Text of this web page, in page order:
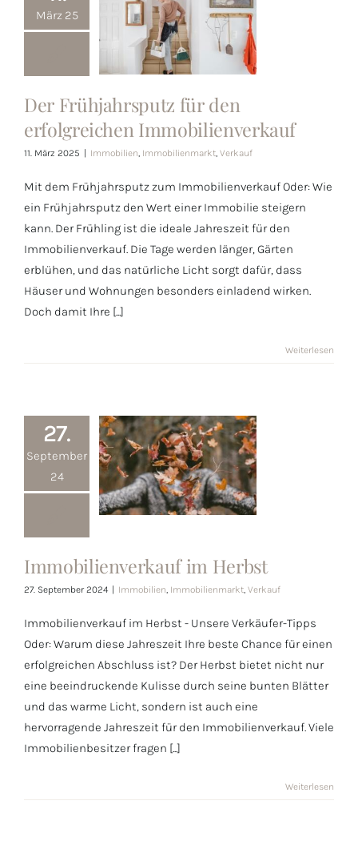
März 25
Der
Frühjahrsputz
für den
Immobilienverkauf
Der Frühjahrsputz für den
erfolgreichen Immobilienverkauf
11. März 2025 Immobilien, Immobilienmarkt, Verkauf
Mit dem Frühjahrsputz zum Immobilienverkauf Oder: Wie
ein Frühjahrsputz den Wert einer Immobilie steigern
kann. Der Frühling ist die ideale Jahreszeit für den
Immobilienverkauf. Die Tage werden länger, Gärten
erblühen, und das natürliche Licht sorgt dafür, dass
Häuser und Wohnungen besonders einladend wirken.
Doch damit Ihre [...]
Weiterlesen
27.
September
24
Immobilienverkauf
im Herbst
Immobilienverkauf im Herbst
27. September 2024 Immobilien, Immobilienmarkt, Verkauf
Immobilienverkauf im Herbst - Unsere Verkäufer-Tipps
Oder: Warum diese Jahreszeit Ihre beste Chance für einen
erfolgreichen Abschluss ist? Der Herbst bietet nicht nur
eine beeindruckende Kulisse durch seine bunten Blätter
und das warme Licht, sondern ist auch eine
hervorragende Jahreszeit für den Immobilienverkauf. Viele
Immobilienbesitzer fragen [...]
Weiterlesen